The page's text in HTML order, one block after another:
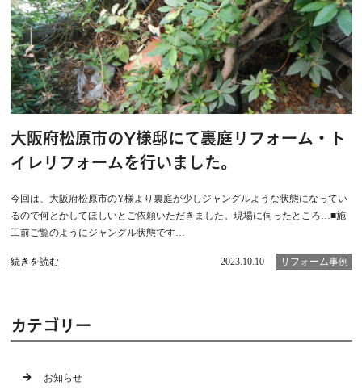
大阪府松原市のY様邸にて裏庭リフォーム・ト
イレリフォームを行いました。
今回は、大阪府松原市のY様より裏庭が少しジャングルような状態になってい
るので何とかしてほしいとご依頼いただきました。現場に伺ったところ…■施
工前ご覧のようにジャングル状態です…
続きを読む 2023.10.10 リフォーム事例
カテゴリー
お知らせ